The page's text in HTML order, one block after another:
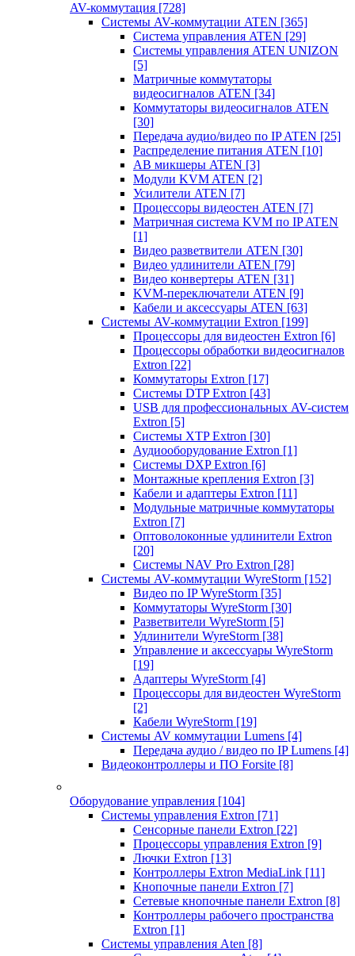
AV-коммутация [728]
Системы AV-коммутации ATEN [365]
Система управления ATEN [29]
Системы управления ATEN UNIZON
[5]
Матричные коммутаторы
видеосигналов ATEN [34]
Коммутаторы видеосигналов ATEN
[30]
Передача аудио/видео по IP ATEN [25]
Распределение питания ATEN [10]
АВ микшеры ATEN [3]
Модули KVM ATEN [2]
Усилители ATEN [7]
Процессоры видеостен ATEN [7]
Матричная система KVM по IP ATEN
[1]
Видео разветвители ATEN [30]
Видео удлинители ATEN [79]
Видео конвертеры ATEN [31]
KVM-переключатели ATEN [9]
Кабели и аксессуары ATEN [63]
Системы AV-коммутации Extron [199]
Процессоры для видеостен Extron [6]
Процессоры обработки видеосигналов
Extron [22]
Коммутаторы Extron [17]
Системы DTP Extron [43]
USB для профессиональных AV-систем
Extron [5]
Системы XTP Extron [30]
Аудиооборудование Extron [1]
Системы DXP Extron [6]
Монтажные крепления Extron [3]
Кабели и адаптеры Extron [11]
Модульные матричные коммутаторы
Extron [7]
Оптоволоконные удлинители Extron
[20]
Системы NAV Pro Extron [28]
Системы AV-коммутации WyreStorm [152]
Видео по IP WyreStorm [35]
Коммутаторы WyreStorm [30]
Разветвители WyreStorm [5]
Удлинители WyreStorm [38]
Управление и аксессуары WyreStorm
[19]
Адаптеры WyreStorm [4]
Процессоры для видеостен WyreStorm
[2]
Кабели WyreStorm [19]
Системы AV коммутации Lumens [4]
Передача аудио / видео по IP Lumens [4]
Видеоконтроллеры и ПО Forsite [8]
Оборудование управления [104]
Системы управления Extron [71]
Сенсорные панели Extron [22]
Процессоры управления Extron [9]
Лючки Extron [13]
Контроллеры Extron MediaLink [11]
Кнопочные панели Extron [7]
Сетевые кнопочные панели Extron [8]
Контроллеры рабочего пространства
Extron [1]
Системы управления Aten [8]